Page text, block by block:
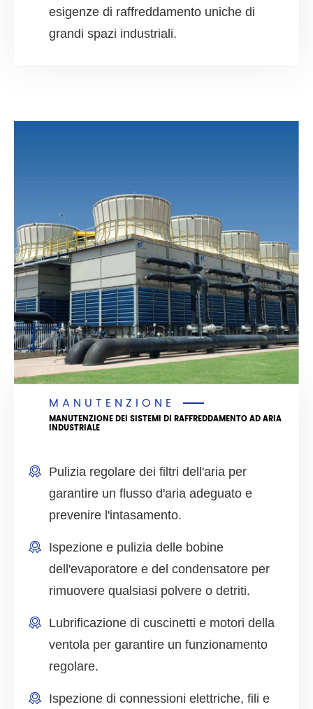
esigenze di raffreddamento uniche di
grandi spazi industriali.
MANUTENZIONE
MANUTENZIONE DEI SISTEMI DI RAFFREDDAMENTO AD ARIA
INDUSTRIALE
Pulizia regolare dei filtri dell'aria per
garantire un flusso d'aria adeguato e
prevenire l'intasamento.
Ispezione e pulizia delle bobine
dell'evaporatore e del condensatore per
rimuovere qualsiasi polvere o detriti.
Lubrificazione di cuscinetti e motori della
ventola per garantire un funzionamento
regolare.
Ispezione di connessioni elettriche, fili e